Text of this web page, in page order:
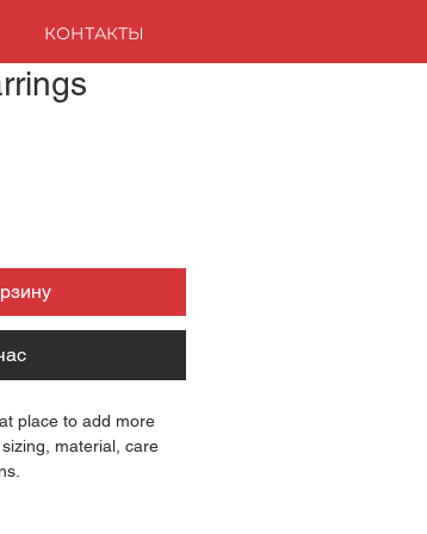
КОНТАКТЫ
place to add more
material, care